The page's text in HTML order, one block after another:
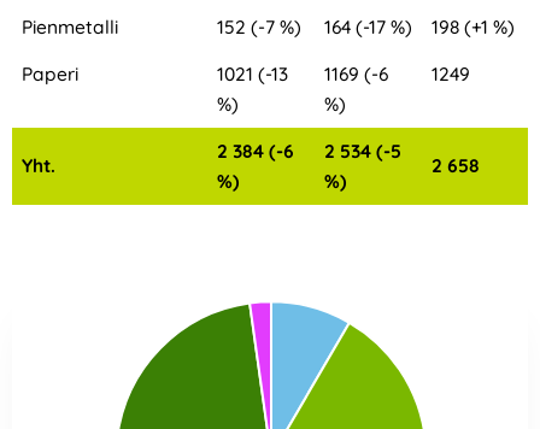
Pienmetalli
152 (-7 %) 164 (-17 %)
198 (+1 %)
Paperi
1021 (-13
%)
1169 (-6
%)
1249
Yht.
2 384 (-6
%)
2 534 (-5
%)
2 658